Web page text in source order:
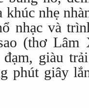
khúc nhẹ
nhạc và
(thơ
giàu
phút giây